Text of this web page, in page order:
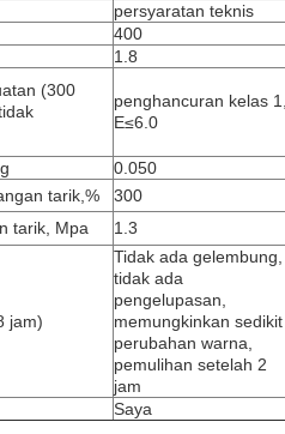
persyaratan teknis
400
1.8
(300
penghancuran kelas 1,
E≤6.0
0.050
tarik,% 300
tarik, Mpa
1.3
jam)
Tidak ada gelembung,
tidak ada
pengelupasan,
memungkinkan sedikit
perubahan warna,
pemulihan setelah 2
jam
Saya